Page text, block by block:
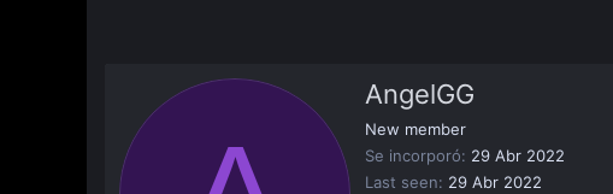
AngelGG
New member
Se incorporó
29 Abr 2022
Last seen
29 Abr 2022